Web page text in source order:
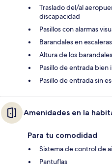
Traslado del/al
discapacidad
Pasillos con alarmas
Barandales en escaleras
Altura de los
Pasillo de entrada bien
Pasillo de entrada sin
Amenidades en la
Para tu comodidad
Sistema de control de
Pantuflas